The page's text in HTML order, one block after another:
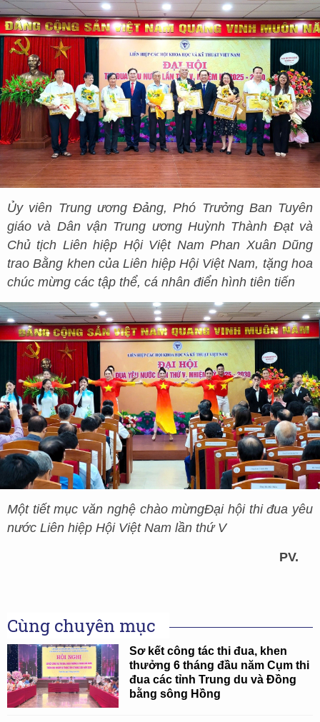
Ủy viên Trung ương Đảng, Phó Trưởng Ban Tuyên
giáo và Dân vận Trung ương Huỳnh Thành Đạt và
Chủ tịch Liên hiệp Hội Việt Nam Phan Xuân Dũng
trao Bằng khen của Liên hiệp Hội Việt Nam, tặng hoa
chúc mừng các tập thể, cá nhân điển hình tiên tiến
Một tiết mục văn nghệ chào mừngĐại hội thi đua yêu
nước Liên hiệp Hội Việt Nam lần thứ V
PV.
Cùng chuyên mục
Sơ kết công tác thi đua, khen
thưởng 6 tháng đầu năm Cụm thi
đua các tỉnh Trung du và Đồng
bằng sông Hồng